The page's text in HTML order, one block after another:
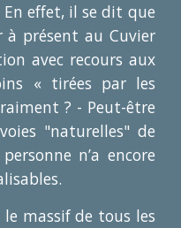
effet, il se dit que
présent au Cuvier
avec recours aux
« tirées par les
? - Peut-être
"naturelles" de
n’a encore
le massif de tous les